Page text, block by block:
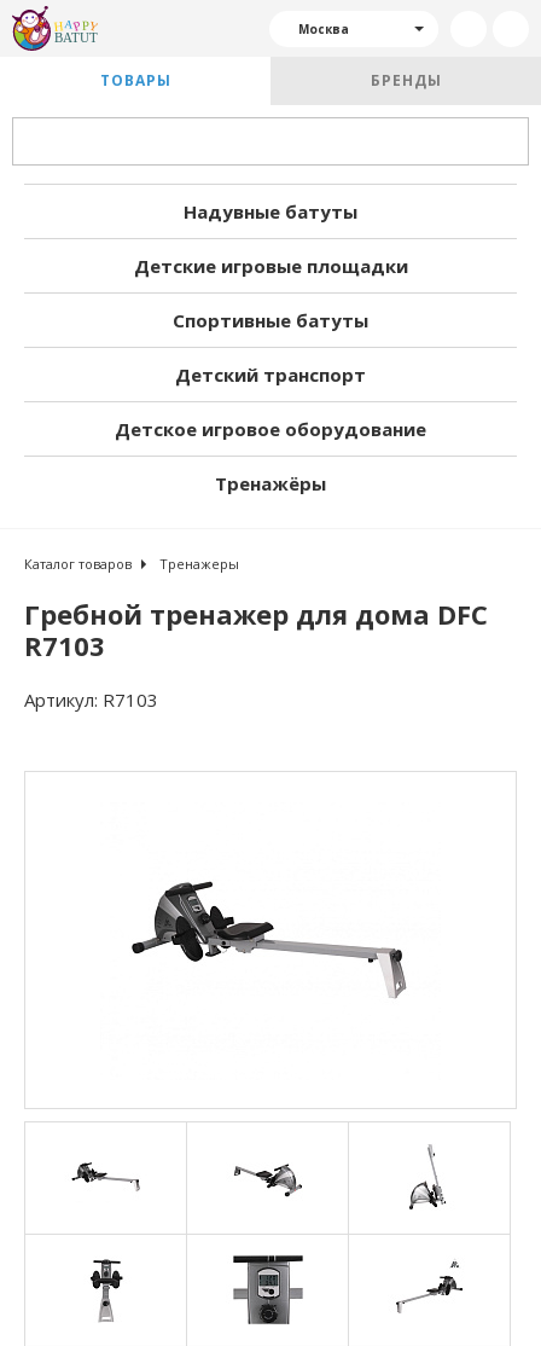
Москва
ТОВАРЫ БРЕНДЫ
Надувные батуты
Детские игровые площадки
Спортивные батуты
Детский транспорт
Детское игровое оборудование
Тренажёры
Каталог товаров Тренажеры
Гребной тренажер для дома DFC
R7103
Артикул: R7103